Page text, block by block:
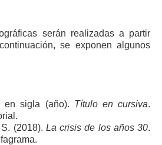
serán realizadas a partir
se exponen algunos
en sigla (año). Título en cursiva.
(2018). La crisis de los años 30.